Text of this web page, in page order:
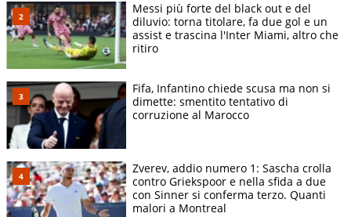
Messi più forte del black out e del
diluvio: torna titolare, fa due gol e un
assist e trascina l'Inter Miami, altro che
ritiro
Fifa, Infantino chiede scusa ma non si
dimette: smentito tentativo di
corruzione al Marocco
Zverev, addio numero 1: Sascha crolla
contro Griekspoor e nella sfida a due
con Sinner si conferma terzo. Quanti
malori a Montreal